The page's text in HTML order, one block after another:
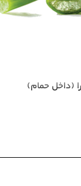
(داخل حمام)